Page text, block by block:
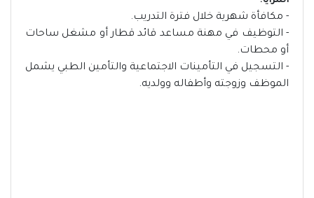
- مكافأة شهرية خلال فترة التدريب.
- التوظيف في مهنة مساعد قائد قطار أو مشغل ساحات
أو محطات.
- التسجيل في التأمينات الاجتماعية والتأمين الطبي يشمل
الموظف وزوجته وأطفاله وولديه.